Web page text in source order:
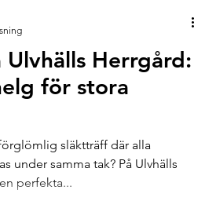
Herrgård:
för stora
släktträff där alla
under samma tak? På Ulvhälls
perfekta...